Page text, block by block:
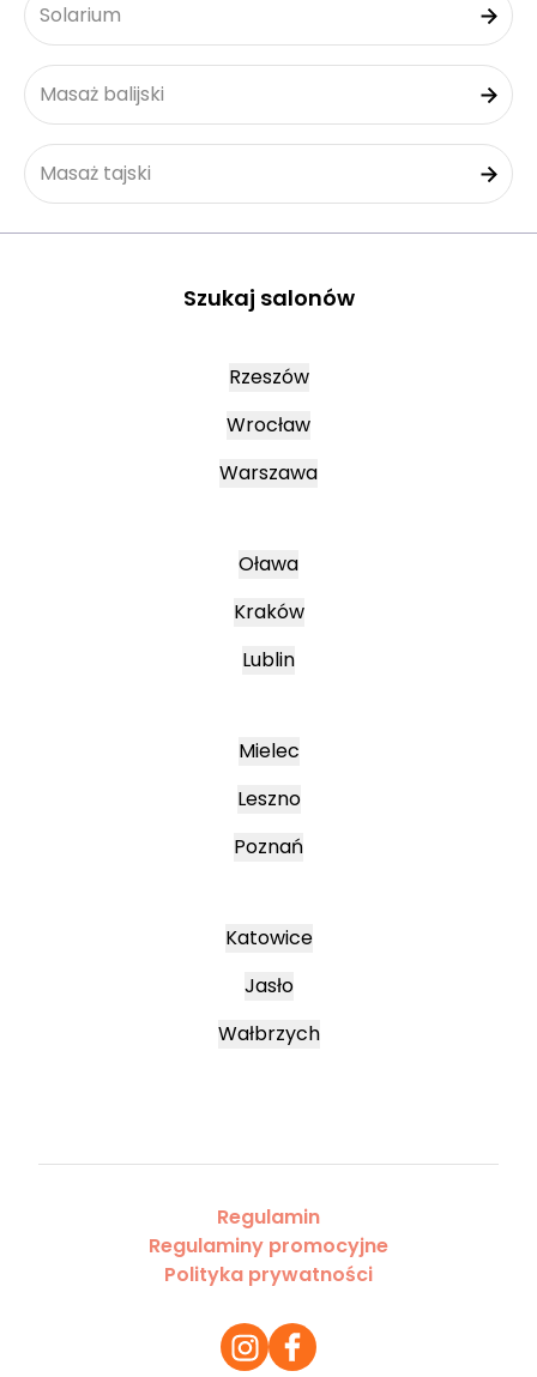
Solarium
Masaż balijski
Masaż tajski
Szukaj salonów
Rzeszów
Wrocław
Warszawa
Oława
Kraków
Lublin
Mielec
Leszno
Poznań
Katowice
Jasło
Wałbrzych
Regulamin
Regulaminy promocyjne
Polityka prywatności